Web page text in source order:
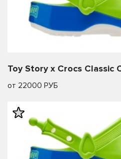
Toy Story x Crocs Classic
от 22000 РУБ